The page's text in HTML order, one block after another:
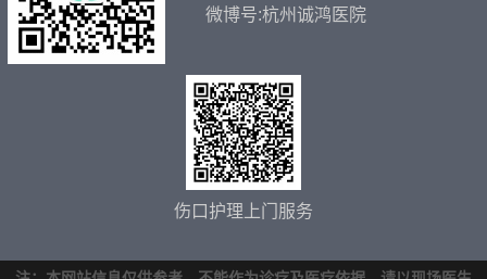
微博号:杭州诚鸿医院
伤口护理上门服务